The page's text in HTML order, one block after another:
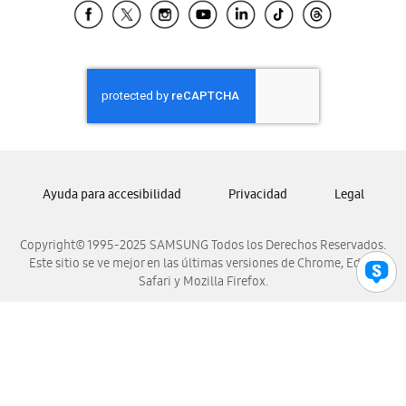
Samsung El Salvador
Samsung Honduras
Samsung Nicaragua
Samsung Panamá
Samsung Venezuela
Copyright© 1995-2025 SAMSUNG Todos los Derechos Reservados.
Este sitio se ve mejor en las últimas versiones de Chrome, Edge,
Safari y Mozilla Firefox.
Ayuda para accesibilidad Privacidad Legal